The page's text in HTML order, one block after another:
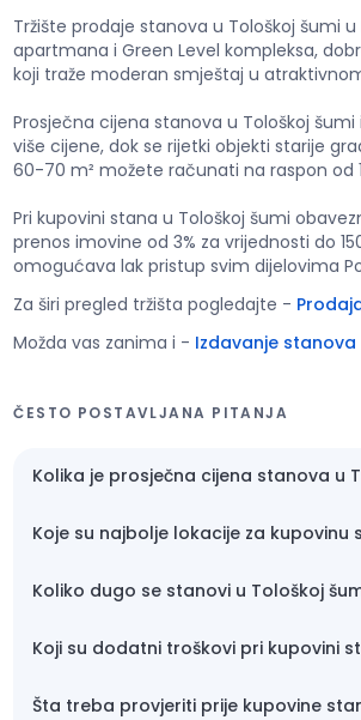
Tržište prodaje stanova u Tološkoj šumi
apartmana i Green Level kompleksa,
koji traže moderan smještaj u
Prosječna cijena stanova u Tološkoj
više cijene, dok se rijetki objekti starije
60-70 m² možete računati na raspon od
Pri kupovini stana u Tološkoj šumi
prenos imovine od 3% za vrijednosti do
omogućava lak pristup svim dijelovima
Za širi pregled tržišta pogledajte -
Možda vas zanima i - Izdavanje stanova
ČESTO POSTAVLJANA PITANJA
Kolika je prosječna cijena stanova u
Koje su najbolje lokacije za kupovinu
Koliko dugo se stanovi u Tološkoj
Koji su dodatni troškovi pri kupovini
Šta treba provjeriti prije kupovine